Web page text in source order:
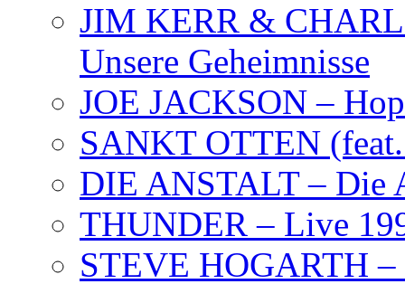
JIM KERR &
Unsere Geheimnisse
JOE JACKSON –
SANKT OTTEN
DIE ANSTALT – Die
THUNDER – Live
STEVE HOGARTH –